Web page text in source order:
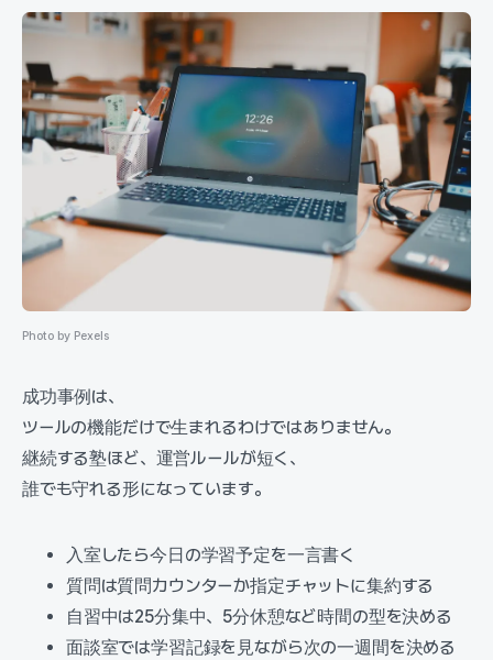
Photo by Pexels
成功事例は、
ツールの機能だけで生まれるわけではありません。
継続する塾ほど、運営ルールが短く、
誰でも守れる形になっています。
入室したら今日の学習予定を一言書く
質問は質問カウンターか指定チャットに集約する
自習中は25分集中、5分休憩など時間の型を決める
面談室では学習記録を見ながら次の一週間を決める